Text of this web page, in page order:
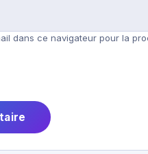
dans ce navigateur pour la